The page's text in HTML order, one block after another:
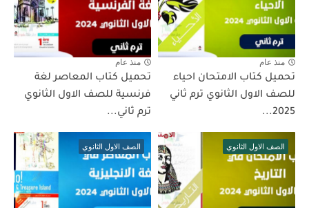
منذ عام
تحميل كتاب الامتحان احياء
للصف الاول الثانوي ترم ثاني
2025...
منذ عام
تحميل كتاب المعاصر لغة
فرنسية للصف الاول الثانوي
ترم ثاني...
الصف الاول الثانوي الصف الاول الثانوي